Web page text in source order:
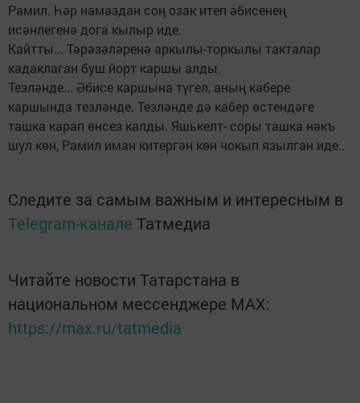
Рамил. Һәр намаздан соң озак итеп әбисенең
исәнлегенә дога кылыр иде.
Кайтты... Тәрәзәләренә аркылы-торкылы такталар
кадаклаган буш йорт каршы алды.
Тезләнде... Әбисе каршына түгел, аның кабере
каршында тезләнде. Тезләнде дә кабер өстендәге
ташка карап өнсез калды. Яшькелт- соры ташка нәкъ
шул көн, Рамил иман китергән көн чокып язылган иде..
Следите за самым важным и интересным в
Telegram-канале Татмедиа
Читайте новости Татарстана в
национальном мессенджере MАХ:
https://max.ru/tatmedia